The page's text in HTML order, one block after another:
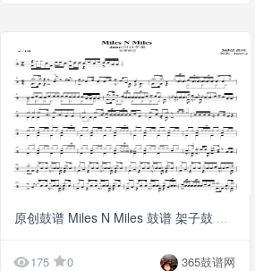
G10
175 0 365鼓谱网